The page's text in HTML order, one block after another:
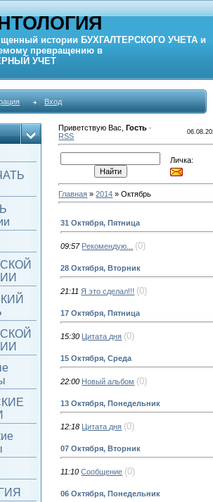
истории БУХГАЛТЕРСКОГО УЧЕТА и
превращению в
УЧЕТ
Вход
Приветствую Вас ,Гость ·
RSS
Личка:
Главная »2014 » Октябрь
31 Октября, Пятница
09:57 Рекомендую... (0)
28 Октября, Вторник
21:11 Я это сделал!!! (0)
17 Октября, Пятница
15:30 Цитата дня (0)
15 Октября, Среда
22:00 Новый альбом (0)
13 Октября, Понедельник
12:18 Цитата дня (0)
07 Октября, Вторник
11:10 Сообщение (0)
06 Октября, Понедельник